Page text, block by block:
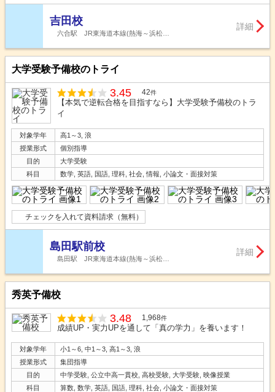
吉田校
六合駅 JR東海道本線(熱海～浜松…
詳細
大学受験予備校のトライ
3.45 42件
【本気で逆転合格を目指すなら】大学受験予備校のトラ
イ
対象学年
高1～3, 浪
授業形式
個別指導
目的
大学受験
科目
数学, 英語, 国語, 理科, 社会, 情報, 小論文・面接対策
チェックを入れて資料請求（無料）
島田駅前校
島田駅 JR東海道本線(熱海～浜松…
詳細
秀英予備校
3.48 1,968件
成績UP・実力UPを通して「真の学力」を養います！
対象学年
小1～6, 中1～3, 高1～3, 浪
授業形式
集団指導
目的
中学受験, 公立中高一貫校, 高校受験, 大学受験, 映像授業
科目
算数, 数学, 英語, 国語, 理科, 社会, 小論文・面接対策